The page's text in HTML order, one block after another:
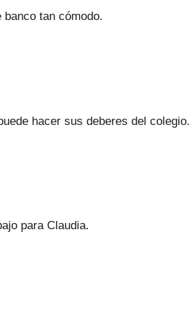
tan cómodo.
hacer sus deberes del colegio.
para Claudia.